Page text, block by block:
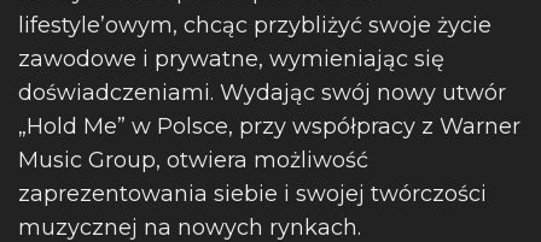
lifestyle’owym, chcąc przybliżyć swoje życie
zawodowe i prywatne, wymieniając się
doświadczeniami. Wydając swój nowy utwór
„Hold Me” w Polsce, przy współpracy z Warner
Music Group, otwiera możliwość
zaprezentowania siebie i swojej twórczości
muzycznej na nowych rynkach.